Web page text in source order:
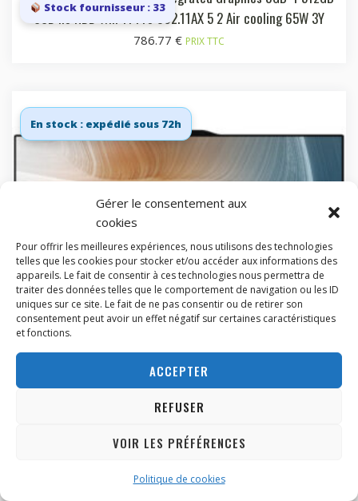
Gérer le consentement aux
cookies
Pour offrir les meilleures expériences, nous utilisons des technologies
telles que les cookies pour stocker et/ou accéder aux informations des
appareils. Le fait de consentir à ces technologies nous permettra de
traiter des données telles que le comportement de navigation ou les ID
uniques sur ce site. Le fait de ne pas consentir ou de retirer son
consentement peut avoir un effet négatif sur certaines caractéristiques
et fonctions.
ACCEPTER
REFUSER
VOIR LES PRÉFÉRENCES
Politique de cookies
SSD no HDD Win 11 Pro 802.11AX 5 2 Air cooling 65W 3Y
786.77 € PRIX TTC
Stock fournisseur : 33
En stock : expédié sous 72h
Modern AM242TP 1M-1230EU W11 Pro